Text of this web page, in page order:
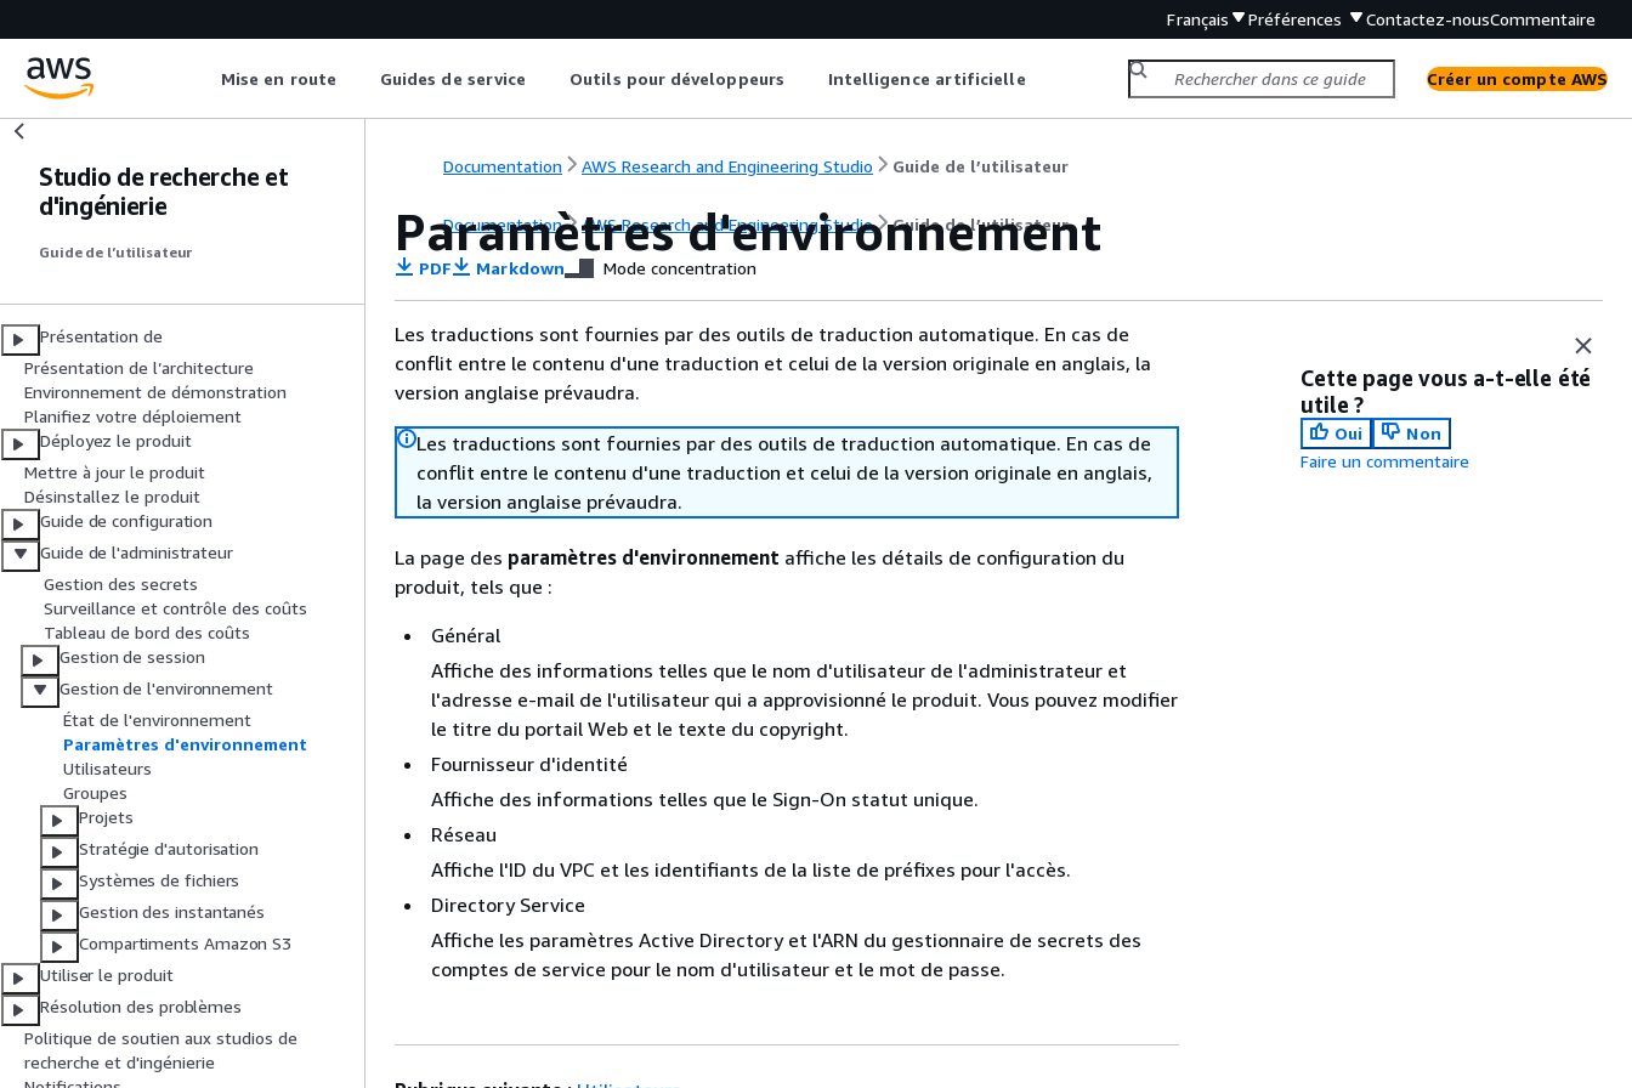
Français Préférences Contactez-nousCommentaire
Mise en route Guides de service Outils pour développeurs Intelligence artificielle Créer un compte AWS
Studio de recherche et
d'ingénierie
Guide de l’utilisateur
Présentation de
Présentation de l’architecture
Environnement de démonstration
Planifiez votre déploiement
Déployez le produit
Mettre à jour le produit
Désinstallez le produit
Guide de configuration
Guide de l'administrateur
Gestion des secrets
Surveillance et contrôle des coûts
Tableau de bord des coûts
Gestion de session
Gestion de l'environnement
État de l'environnement
Paramètres d'environnement
Utilisateurs
Groupes
Projets
Stratégie d'autorisation
Systèmes de fichiers
Gestion des instantanés
Compartiments Amazon S3
Utiliser le produit
Résolution des problèmes
Politique de soutien aux studios de
recherche et d'ingénierie
Documentation AWS Research and Engineering Studio Guide de l’utilisateur
Documentation AWS Research and Engineering Studio Guide de l’utilisateur
Paramètres d'environnement
PDF Markdown Mode concentration
Les traductions sont fournies par des outils de traduction automatique. En cas de
conflit entre le contenu d'une traduction et celui de la version originale en anglais, la
version anglaise prévaudra.
Les traductions sont fournies par des outils de traduction automatique. En cas de
conflit entre le contenu d'une traduction et celui de la version originale en anglais,
la version anglaise prévaudra.
La page des paramètres d'environnement affiche les détails de configuration du
produit, tels que :
Général
Affiche des informations telles que le nom d'utilisateur de l'administrateur et
l'adresse e-mail de l'utilisateur qui a approvisionné le produit. Vous pouvez modifier
le titre du portail Web et le texte du copyright.
Fournisseur d'identité
Affiche des informations telles que le Sign-On statut unique.
Réseau
Affiche l'ID du VPC et les identifiants de la liste de préfixes pour l'accès.
Directory Service
Affiche les paramètres Active Directory et l'ARN du gestionnaire de secrets des
comptes de service pour le nom d'utilisateur et le mot de passe.
Cette page vous a-t-elle été
utile ?
Oui
Non
Faire un commentaire